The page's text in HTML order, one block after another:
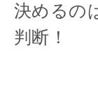
決めるの
判断！